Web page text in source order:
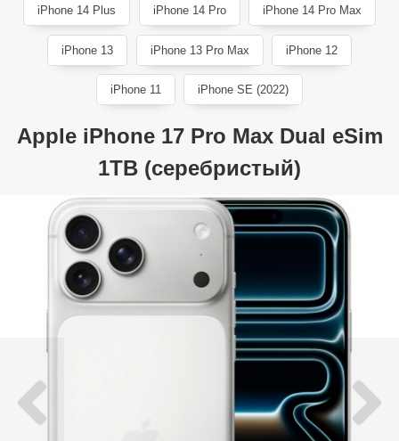
iPhone 14 Plus iPhone 14 Pro iPhone 14 Pro Max
iPhone 13 iPhone 13 Pro Max iPhone 12
iPhone 11 iPhone SE (2022)
Apple iPhone 17 Pro Max Dual eSim
1TB (серебристый)